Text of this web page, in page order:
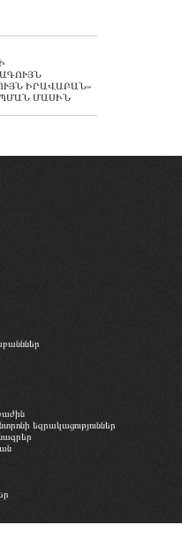
ԻՐԱՎԱԲԱՆ»
ՄԱՍԻՆ
եզրակացություններ